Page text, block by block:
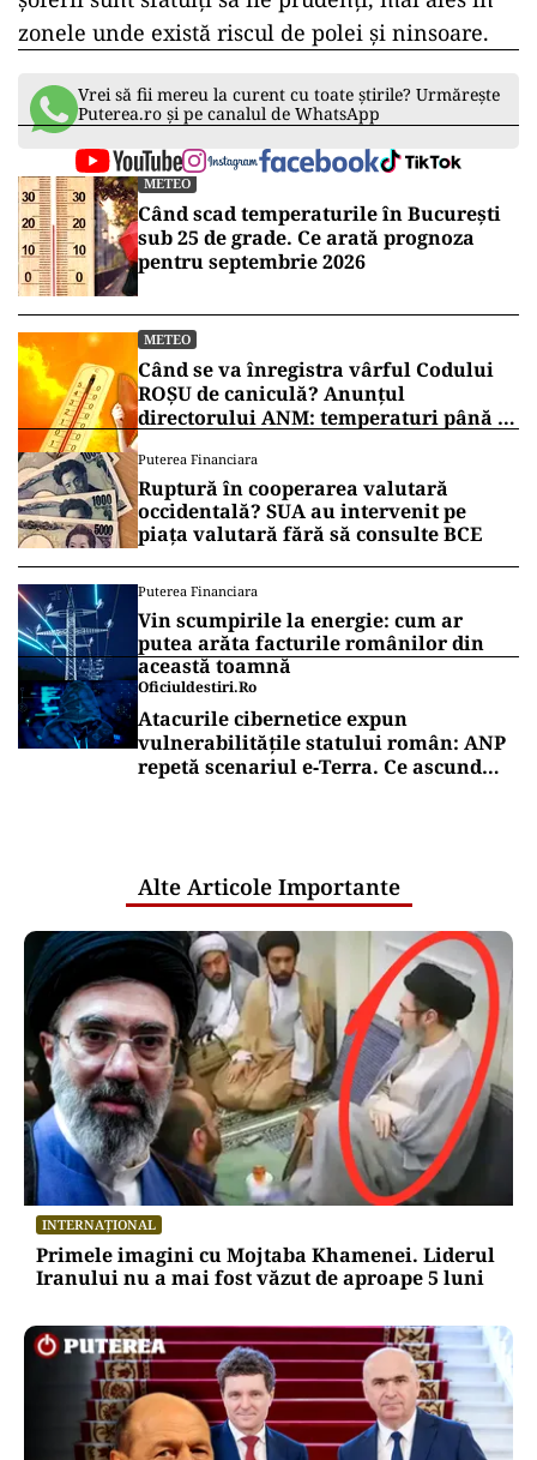
zonele unde există riscul de polei și ninsoare.
Vrei să fii mereu la curent cu toate știrile? Urmărește
Puterea.ro și pe canalul de WhatsApp
METEO
Când scad temperaturile în București
sub 25 de grade. Ce arată prognoza
pentru septembrie 2026
METEO
Când se va înregistra vârful Codului
ROȘU de caniculă? Anunțul
directorului ANM: temperaturi până la
Puterea Financiara
Ruptură în cooperarea valutară
occidentală? SUA au intervenit pe
piața valutară fără să consulte BCE
Puterea Financiara
Vin scumpirile la energie: cum ar
putea arăta facturile românilor din
această toamnă
Oficiuldestiri.ro
Atacurile cibernetice expun
vulnerabilitățile statului român: ANP
repetă scenariul e‑Terra. Ce ascund
Alte Articole Importante
INTERNAȚIONAL
Primele imagini cu Mojtaba Khamenei. Liderul
Iranului nu a mai fost văzut de aproape 5 luni